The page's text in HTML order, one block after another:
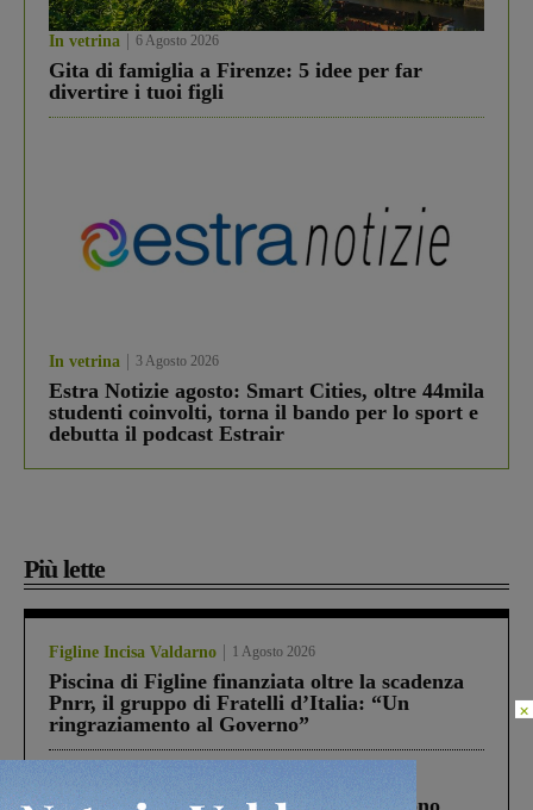
In vetrina 6 Agosto 2026
Gita di famiglia a Firenze: 5 idee per far
divertire i tuoi figli
In vetrina 3 Agosto 2026
Estra Notizie agosto: Smart Cities, oltre 44mila
studenti coinvolti, torna il bando per lo sport e
debutta il podcast Estrair
Più lette
Figline Incisa Valdarno 1 Agosto 2026
Piscina di Figline finanziata oltre la scadenza
Pnrr, il gruppo di Fratelli d’Italia: “Un
ringraziamento al Governo”
×